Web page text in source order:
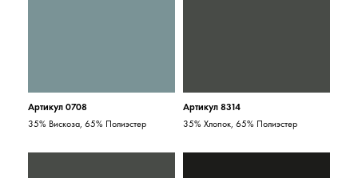
Артикул 0708
35% Вискоза, 65% Полиэстер
Артикул 8314
35% Хлопок, 65% Полиэстер